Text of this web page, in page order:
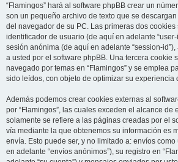
“Flamingos” hará al software phpBB crear un
son un pequeño archivo de texto que se
del navegador de su PC. Las primeras dos
identificador de usuario (de aquí en adelante
sesión anónima (de aquí en adelante “session-
a usted por el software phpBB. Una tercera cookie
navegado por temas en “Flamingos” y se emplea
sido leídos, con objeto de optimizar su experiencia
Además podemos crear cookies externas al
por “Flamingos”, las cuales exceden el alcance de
solamente se refiere a las páginas creadas por el
vía mediante la que obtenemos su información es
envía. Esto puede ser, y no limitado a: envíos
en adelante “envíos anónimos”), su registro en